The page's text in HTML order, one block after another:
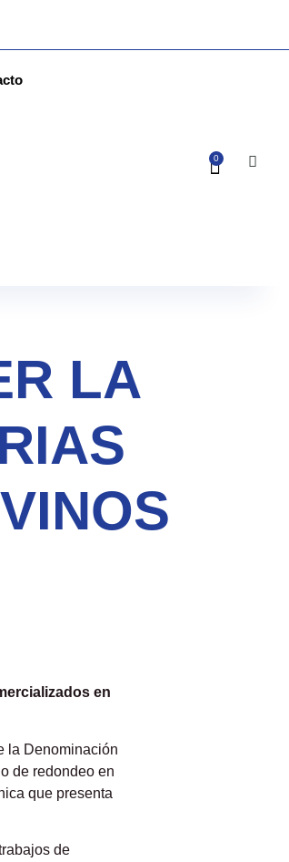
0
LA
en
la Denominación
de redondeo en
que presenta
de